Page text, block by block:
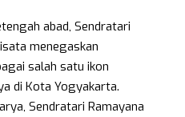
abad, Sendratari
menegaskan
salah satu ikon
di Kota Yogyakarta.
Sendratari Ramayana